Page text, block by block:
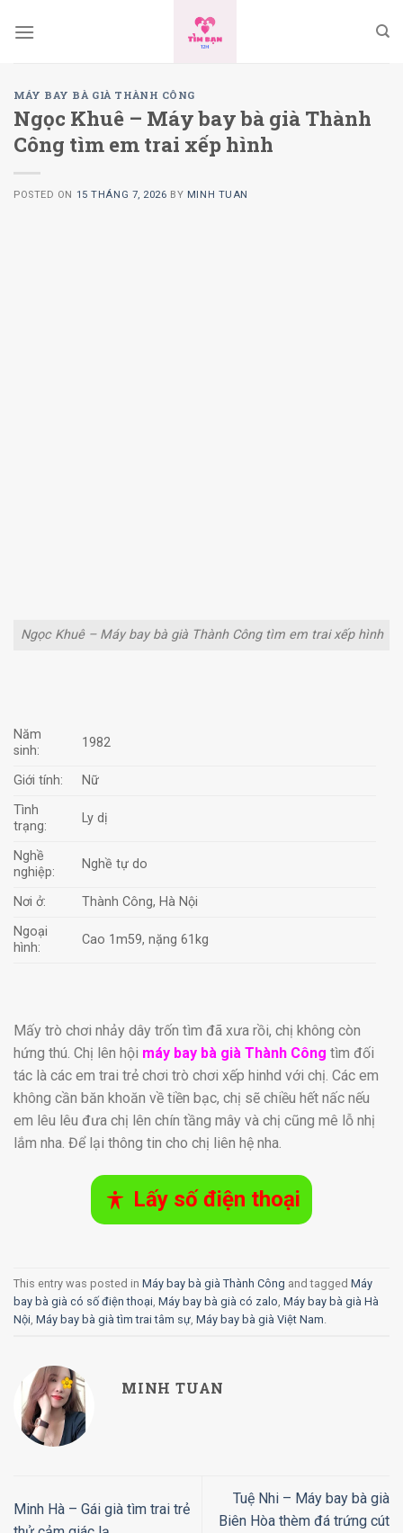
MÁY BAY BÀ GIÀ THÀNH CÔNG
Ngọc Khuê – Máy bay bà già Thành
Công tìm em trai xếp hình
POSTED ON 15 THÁNG 7, 2026 BY MINH TUAN
Ngọc Khuê – Máy bay bà già Thành Công tìm em trai xếp hình
Năm
sinh:
1982
Giới tính:
Nữ
Tình
trạng:
Ly dị
Nghề
nghiệp:
Nghề tự do
Nơi ở:
Thành Công, Hà Nội
Ngoại
hình:
Cao 1m59, nặng 61kg
Mấy trò chơi nhảy dây trốn tìm đã xưa rồi, chị không còn
hứng thú. Chị lên hội máy bay bà già Thành Công tìm đối
tác là các em trai trẻ chơi trò chơi xếp hinhd với chị. Các em
không cần băn khoăn về tiền bạc, chị sẽ chiều hết nấc nếu
em lêu lêu đưa chị lên chín tầng mây và chị cũng mê lỗ nhị
lắm nha. Để lại thông tin cho chị liên hệ nha.
Lấy số điện thoại
This entry was posted in Máy bay bà già Thành Công and tagged Máy
bay bà già có số điện thoại Máy bay bà già có zalo Máy bay bà già Hà
Nội Máy bay bà già tìm trai tâm sự Máy bay bà già Việt Nam
MINH TUAN
Minh Hà – Gái già tìm trai trẻ
Tuệ Nhi – Máy bay bà già
Biên Hòa thèm đá trứng cút